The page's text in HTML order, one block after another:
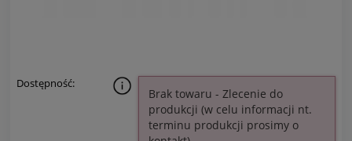
Dostępność:
Brak towaru - Zlecenie do
produkcji (w celu informacji nt.
terminu produkcji prosimy o